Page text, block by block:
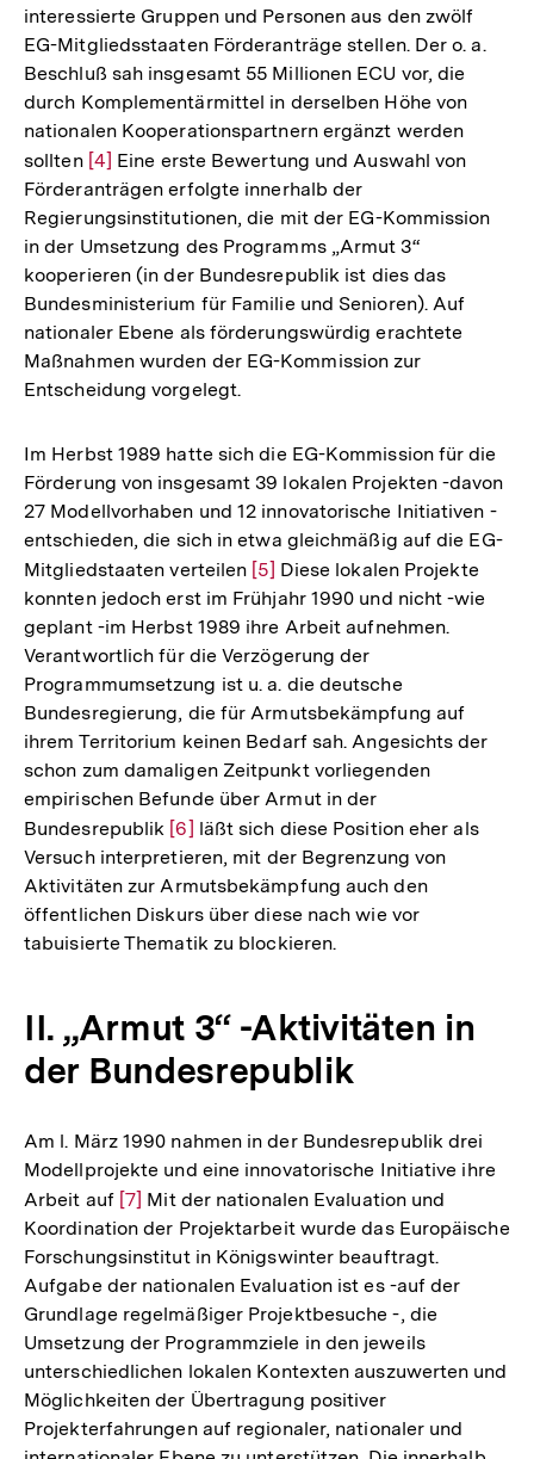
interessierte Gruppen und Personen aus den zwölf
EG-Mitgliedsstaaten Förderanträge stellen. Der o. a.
Beschluß sah insgesamt 55 Millionen ECU vor, die
durch Komplementärmittel in derselben Höhe von
nationalen Kooperationspartnern ergänzt werden
sollten Zur
Auflösung
der
Fußnote
[4] Eine erste Bewertung und Auswahl von
Förderanträgen erfolgte innerhalb der
Regierungsinstitutionen, die mit der EG-Kommission
in der Umsetzung des Programms „Armut 3“
kooperieren (in der Bundesrepublik ist dies das
Bundesministerium für Familie und Senioren). Auf
nationaler Ebene als förderungswürdig erachtete
Maßnahmen wurden der EG-Kommission zur
Entscheidung vorgelegt.
Im Herbst 1989 hatte sich die EG-Kommission für die
Förderung von insgesamt 39 lokalen Projekten -davon
27 Modellvorhaben und 12 innovatorische Initiativen -
entschieden, die sich in etwa gleichmäßig auf die EG-
Mitgliedstaaten verteilen Zur
Auflösung
der
Fußnote
[5] Diese lokalen Projekte
konnten jedoch erst im Frühjahr 1990 und nicht -wie
geplant -im Herbst 1989 ihre Arbeit aufnehmen.
Verantwortlich für die Verzögerung der
Programmumsetzung ist u. a. die deutsche
Bundesregierung, die für Armutsbekämpfung auf
ihrem Territorium keinen Bedarf sah. Angesichts der
schon zum damaligen Zeitpunkt vorliegenden
empirischen Befunde über Armut in der
Bundesrepublik Zur
Auflösung
der
Fußnote
[6] läßt sich diese Position eher als
Versuch interpretieren, mit der Begrenzung von
Aktivitäten zur Armutsbekämpfung auch den
öffentlichen Diskurs über diese nach wie vor
tabuisierte Thematik zu blockieren.
II. „Armut 3“ -Aktivitäten in
der Bundesrepublik
Am l. März 1990 nahmen in der Bundesrepublik drei
Modellprojekte und eine innovatorische Initiative ihre
Arbeit auf Zur
Auflösung
der
Fußnote
[7] Mit der nationalen Evaluation und
Koordination der Projektarbeit wurde das Europäische
Forschungsinstitut in Königswinter beauftragt.
Aufgabe der nationalen Evaluation ist es -auf der
Grundlage regelmäßiger Projektbesuche -, die
Umsetzung der Programmziele in den jeweils
unterschiedlichen lokalen Kontexten auszuwerten und
Möglichkeiten der Übertragung positiver
Projekterfahrungen auf regionaler, nationaler und